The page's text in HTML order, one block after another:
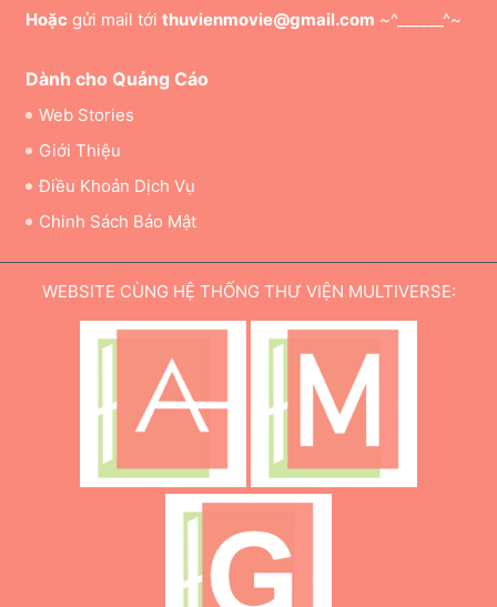
Hoặc gửi mail tới thuvienmovie@gmail.com ~^______^~
Dành cho Quảng Cáo
Web Stories
Giới Thiệu
Điều Khoản Dịch Vụ
Chinh Sách Bảo Mật
WEBSITE CÙNG HỆ THỐNG THƯ VIỆN MULTIVERSE: